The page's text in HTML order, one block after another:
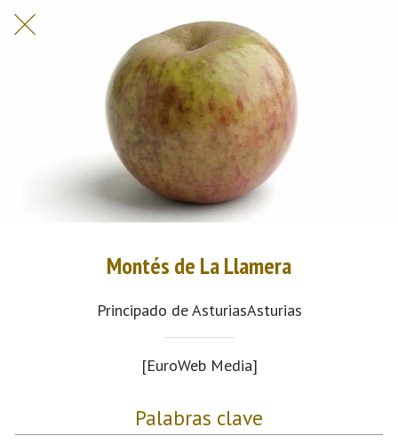
Montés de La Llamera
Principado de AsturiasAsturias
[EuroWeb Media]
Palabras clave